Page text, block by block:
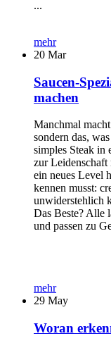
...
mehr
20 Mar
Saucen-
machen
Manchmal
sondern das,
simples Steak in
zur Leidenschaft
ein neues Level
kennen musst:
unwiderstehlich
Das Beste? Alle
und passen zu
mehr
29 May
Woran